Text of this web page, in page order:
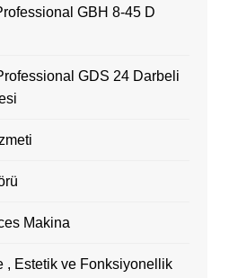
GBH 8-45 D
GDS 24 Darbeli
Makina
, Estetik ve Fonksiyonellik